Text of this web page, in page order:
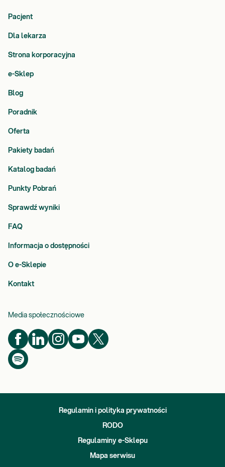
Pacjent
Dla lekarza
Strona korporacyjna
e-Sklep
Blog
Poradnik
Oferta
Pakiety badań
Katalog badań
Punkty Pobrań
Sprawdź wyniki
FAQ
Informacja o dostępności
O e-Sklepie
Kontakt
Media społecznościowe
Regulamin i polityka prywatności
RODO
Regulaminy e-Sklepu
Mapa serwisu